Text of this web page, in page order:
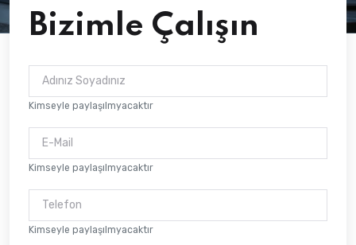
Bizimle Çalışın
Kimseyle paylaşılmyacaktır
Kimseyle paylaşılmyacaktır
Kimseyle paylaşılmyacaktır